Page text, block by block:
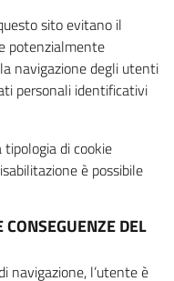
sito evitano il
potenzialmente
navigazione degli utenti
personali identificativi
di cookie
è possibile
DEL
navigazione, l’utente è